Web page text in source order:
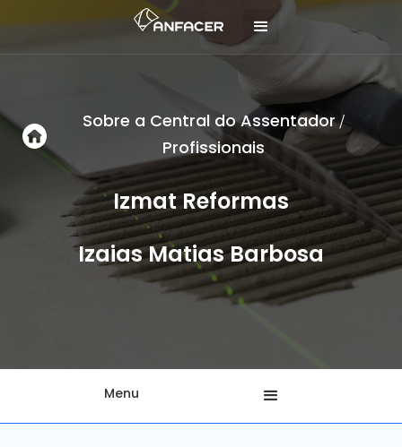
Sobre a Central do Assentador/
Profissionais
Izmat Reformas
Izaias Matias Barbosa
Menu